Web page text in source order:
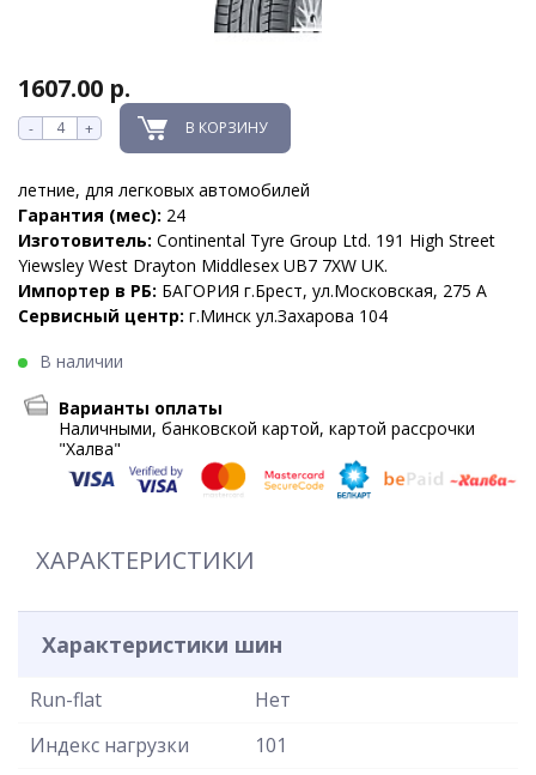
1607.00 р.
- + В КОРЗИНУ
летние, для легковых автомобилей
Гарантия (мес): 24
Изготовитель: Continental Tyre Group Ltd. 191 High Street
Yiewsley West Drayton Middlesex UB7 7XW UK.
Импортер в РБ: БАГОРИЯ г.Брест, ул.Московская, 275 А
Сервисный центр: г.Минск ул.Захарова 104
В наличии
Варианты оплаты
Наличными, банковской картой, картой рассрочки
"Халва"
ХАРАКТЕРИСТИКИ
Характеристики шин
Run-flat
Нет
Индекс нагрузки
101